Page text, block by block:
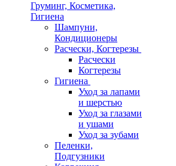
Груминг, Косметика,
Гигиена
Шампуни,
Кондиционеры
Расчески, Когтерезы
Расчески
Когтерезы
Гигиена
Уход за лапами
и шерстью
Уход за глазами
и ушами
Уход за зубами
Пеленки,
Подгузники